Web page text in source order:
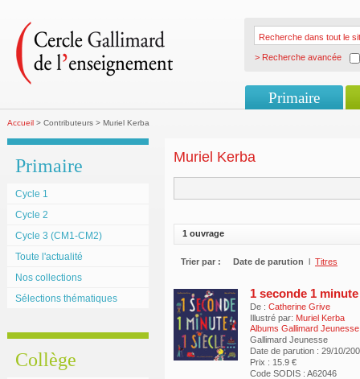
> Recherche avancée
Primaire
Accueil > Contributeurs > Muriel Kerba
Primaire
Cycle 1
Cycle 2
Cycle 3 (CM1-CM2)
Toute l'actualité
Nos collections
Sélections thématiques
Collège
Muriel Kerba
1 ouvrage
Trier par : Date de parution l Titres
1 seconde 1
De : Catherine Grive
Illustré par: Muriel Kerba
Albums Gallimard Jeunesse
Gallimard Jeunesse
Date de parution : 29/10/
Prix : 15.9 €
Code SODIS : A62046